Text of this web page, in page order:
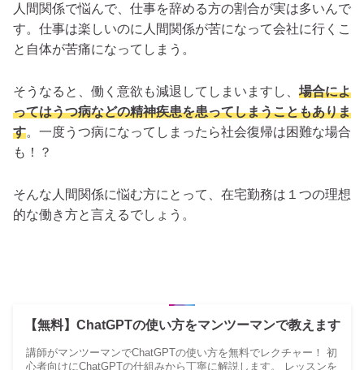
人間関係で悩んで、仕事を辞める方の割合が実は多いんで
す。仕事は楽しいのに人間関係が苦になって会社に行くこ
と自体が苦痛になってしまう。
そうなると、働く意欲も減退してしまいますし、 場合によ
ってはうつ病などの精神疾患を患ってしまうこともありま
す。一度うつ病になってしまったら社会復帰は困難な場合
も！？
そんな人間関係に悩む方にとって、在宅勤務は１つの理想
的な働き方と言えるでしょう。
【無料】ChatGPTの使い方をマンツーマンで教えます
講師がマンツーマンでChatGPTの使い方を無料でレクチャー！ 初
心者向けにChatGPTの仕組みから丁寧に解説します。 レッスンを